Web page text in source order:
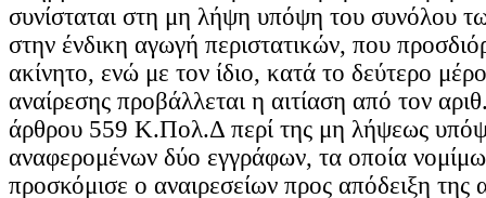
συνίσταται στη μη λήψη υπόψη του συνόλου
στην ένδικη αγωγή περιστατικών, που
ακίνητο, ενώ με τον ίδιο, κατά το δεύτερο
αναίρεσης προβάλλεται η αιτίαση από τον
άρθρου 559 Κ.Πολ.Δ περί της μη λήψεως
αναφερομένων δύο εγγράφων, τα οποία
προσκόμισε ο αναιρεσείων προς απόδειξη της